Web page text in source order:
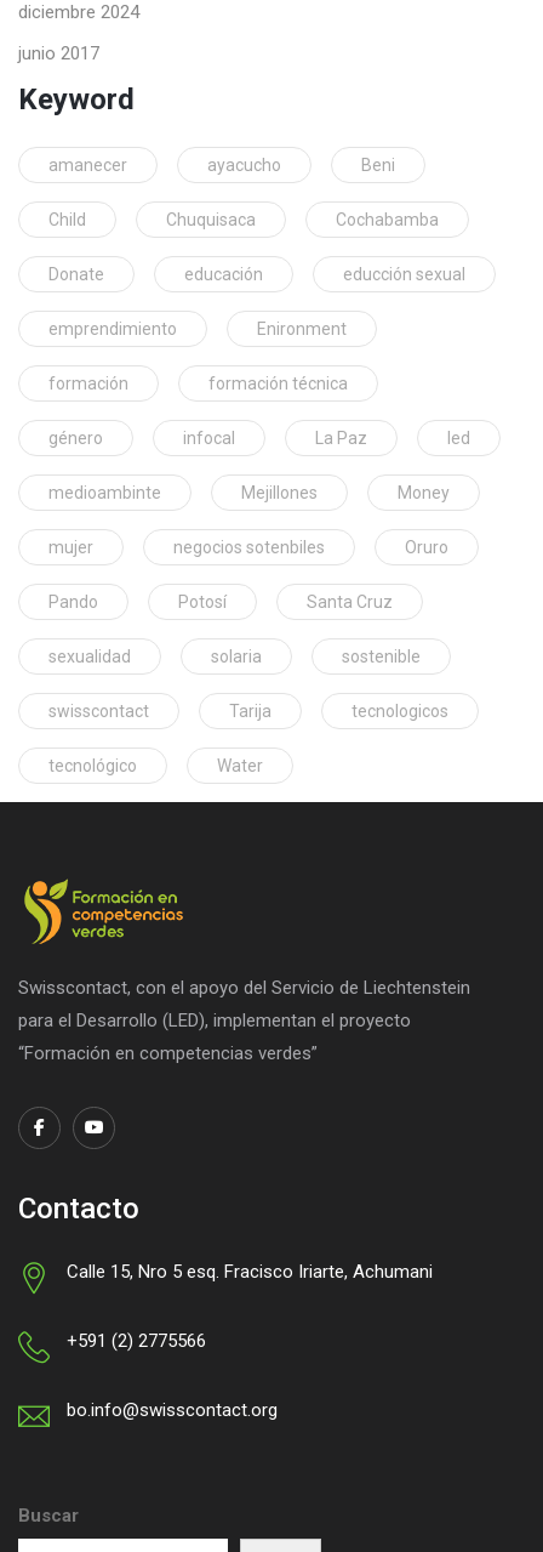
diciembre 2024
junio 2017
Keyword
amanecer ayacucho Beni
Child Chuquisaca Cochabamba
Donate educación educción sexual
emprendimiento Enironment
formación formación técnica
género infocal La Paz led
medioambinte Mejillones Money
mujer negocios sotenbiles Oruro
Pando Potosí Santa Cruz
sexualidad solaria sostenible
swisscontact Tarija tecnologicos
tecnológico Water
Swisscontact, con el apoyo del Servicio de Liechtenstein
para el Desarrollo (LED), implementan el proyecto
“Formación en competencias verdes”
Contacto
Calle 15, Nro 5 esq. Fracisco Iriarte, Achumani
+591 (2) 2775566
bo.info@swisscontact.org
Buscar